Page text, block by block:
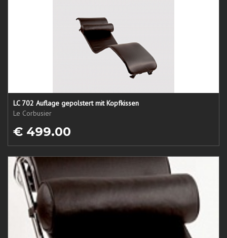
LC 702 Auflage gepolstert mit Kopfkissen
Le Corbusier
€ 499.00